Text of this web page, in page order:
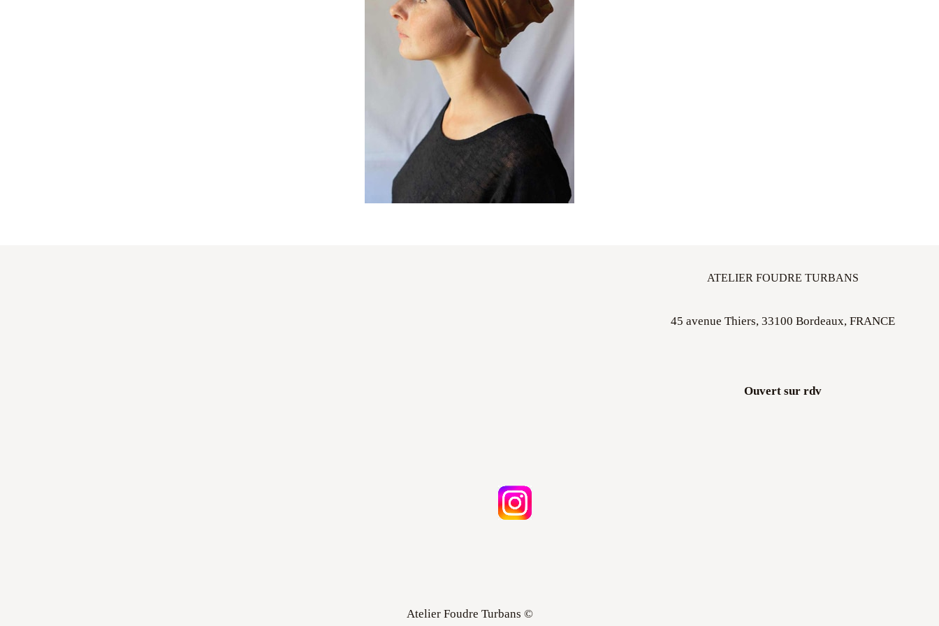
ATELIER FOUDRE TURBANS
45 avenue Thiers, 33100 Bordeaux, FRANCE
Ouvert sur rdv
Atelier Foudre Turbans ©